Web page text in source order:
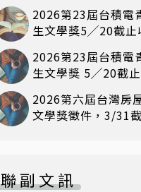
2026第23屆台積電
生文學獎5╱20截止
2026第23屆台積電
生文學獎 5╱20截止
2026第六屆台灣房
文學獎徵件，3/31截
聯副文訊